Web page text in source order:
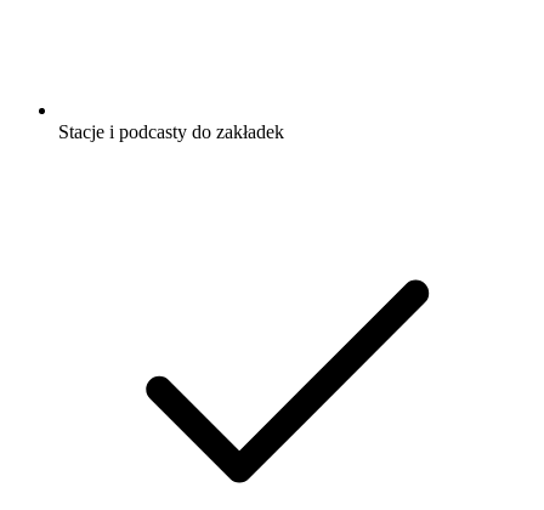
Stacje i podcasty do zakładek